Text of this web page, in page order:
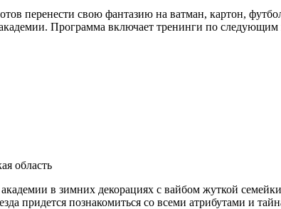
перенести свою фантазию на ватман, картон,
Программа включает тренинги по
область
в зимних декорациях с вайбом жуткой
придется познакомиться со всеми атрибутами и